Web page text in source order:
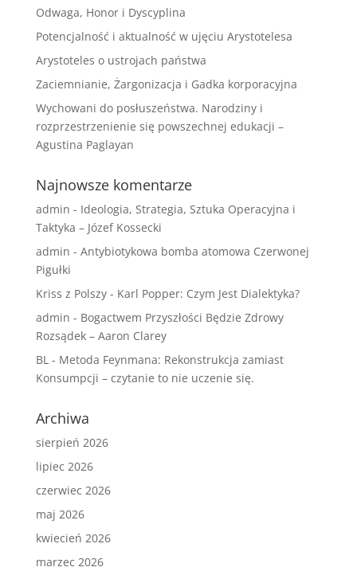
Odwaga, Honor i Dyscyplina
Potencjalność i aktualność w ujęciu Arystotelesa
Arystoteles o ustrojach państwa
Zaciemnianie, Żargonizacja i Gadka korporacyjna
Wychowani do posłuszeństwa. Narodziny i
rozprzestrzenienie się powszechnej edukacji –
Agustina Paglayan
Najnowsze komentarze
admin - Ideologia, Strategia, Sztuka Operacyjna i
Taktyka – Józef Kossecki
admin - Antybiotykowa bomba atomowa Czerwonej
Pigułki
Kriss z Polszy- Karl Popper: Czym Jest Dialektyka?
admin - Bogactwem Przyszłości Będzie Zdrowy
Rozsądek – Aaron Clarey
BL- Metoda Feynmana: Rekonstrukcja zamiast
Konsumpcji – czytanie to nie uczenie się.
Archiwa
sierpień 2026
lipiec 2026
czerwiec 2026
maj 2026
kwiecień 2026
marzec 2026